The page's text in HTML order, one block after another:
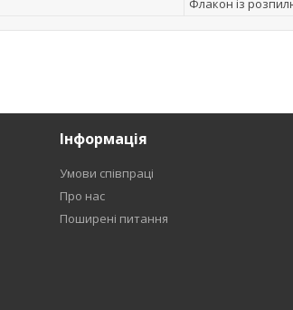
Флакон із
Інформація
Умови співпраці
Про нас
Поширені питання